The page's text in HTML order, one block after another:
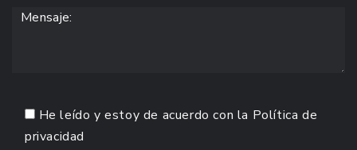
He leído y estoy de acuerdo con la Política de
privacidad